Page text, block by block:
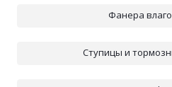
Фанера
Ступицы и